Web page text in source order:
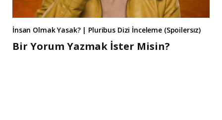
İnsan Olmak Yasak? | Pluribus Dizi İnceleme (Spoilersız)
Bir Yorum Yazmak İster Misin?